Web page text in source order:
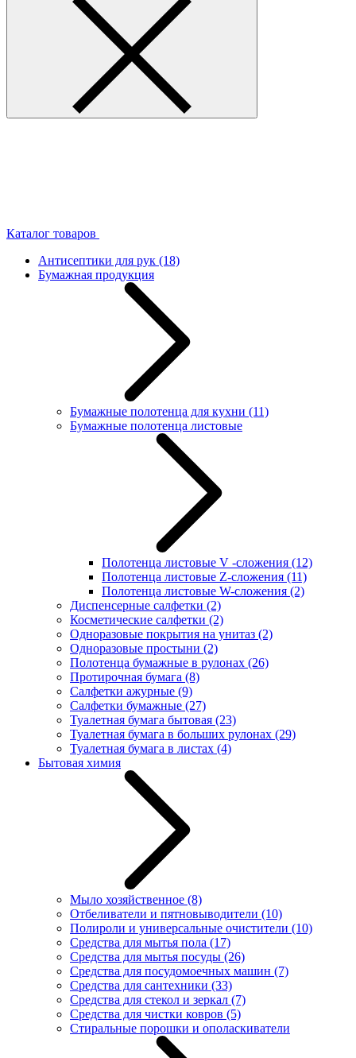
Каталог товаров
Антисептики для рук (18)
Бумажная продукция
Бумажные полотенца для кухни (11)
Бумажные полотенца листовые
Полотенца листовые V -сложения (12)
Полотенца листовые Z-сложения (11)
Полотенца листовые W-сложения (2)
Диспенсерные салфетки (2)
Косметические салфетки (2)
Одноразовые покрытия на унитаз (2)
Одноразовые простыни (2)
Полотенца бумажные в рулонах (26)
Протирочная бумага (8)
Салфетки ажурные (9)
Салфетки бумажные (27)
Туалетная бумага бытовая (23)
Туалетная бумага в больших рулонах (29)
Туалетная бумага в листах (4)
Бытовая химия
Мыло хозяйственное (8)
Отбеливатели и пятновыводители (10)
Полироли и универсальные очистители (10)
Средства для мытья пола (17)
Средства для мытья посуды (26)
Средства для посудомоечных машин (7)
Средства для сантехники (33)
Средства для стекол и зеркал (7)
Средства для чистки ковров (5)
Стиральные порошки и ополаскиватели